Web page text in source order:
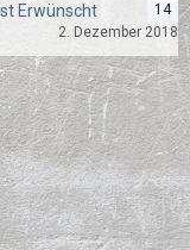
Erwünscht
14
2. Dezember 2018